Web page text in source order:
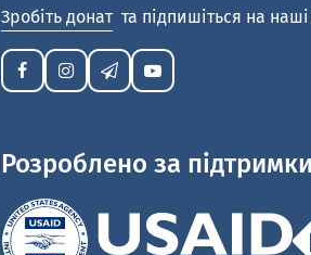
Зробіть донат та підпишіться на
Розроблено за підтримки